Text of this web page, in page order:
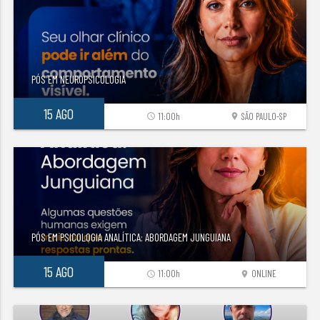
PÓS EM NEUROPSICOLOGIA
15 AGO location_on SÃO PAULO-SP
access_time 11:00h
PÓS EM PSICOLOGIA ANALÍTICA: ABORDAGEM JUNGUIANA
15 AGO location_on ONLINE
access_time 11:00h